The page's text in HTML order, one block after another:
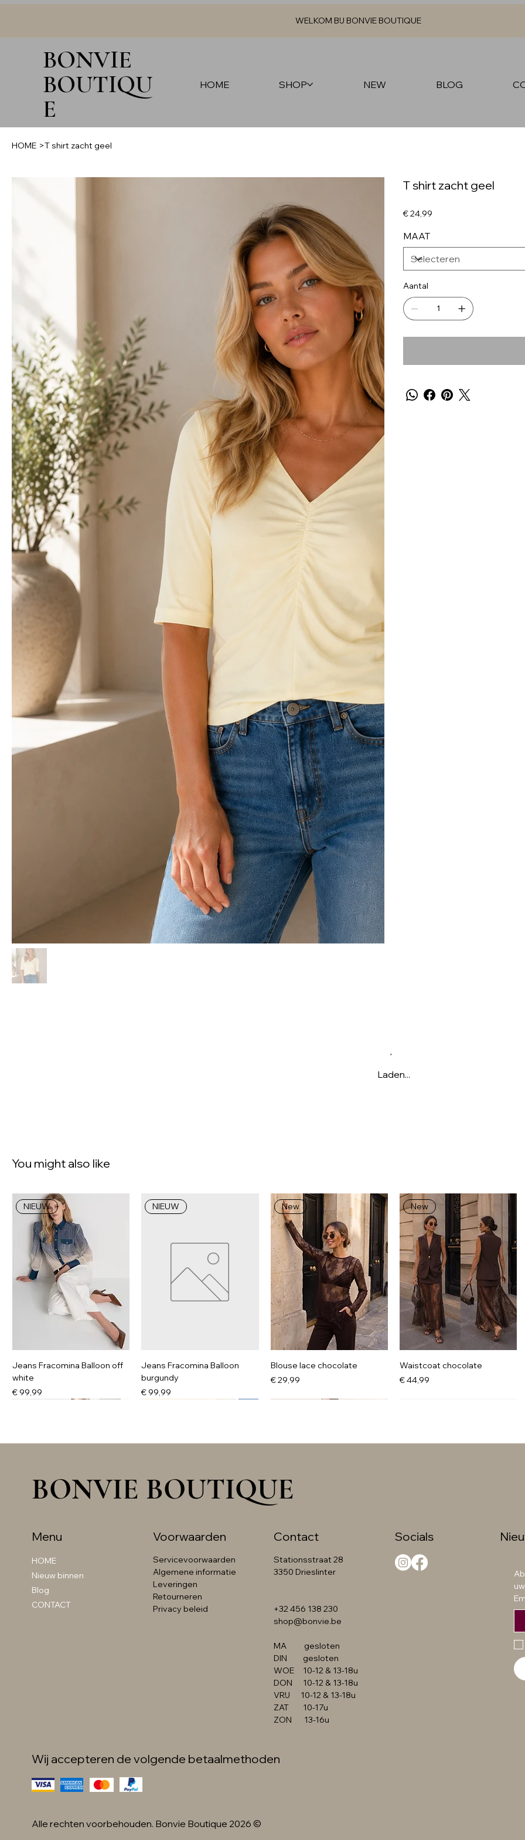
WELKOM BIJ BONVIE BOUTIQUE
BONVIE
BOUTIQU
E
HOME SHOP NEW BLOG
HOME >T shirt zacht geel
T shirt zacht geel
Prijs
€ 24,99
MAAT
Aantal
Laden...
You might also like
NIEUW
Jeans Fracomina Balloon off
white
Prijs
€ 99,99
NIEUW
Jeans Fracomina Balloon
burgundy
Prijs
€ 99,99
New
Blouse lace chocolate
Prijs
€ 29,99
New
Waistcoat chocolate
Prijs
€ 44,99
Denim utility jacket
€ 89,99
Knit trui met kant beige
Prijs
€ 49,99
Knit trui met kant grijs
Cardigan beige
jurk romance chocolate
€ 59,99
Top zonder mouwen met strik
detail zwart
Prijs
€ 34,99
Maxi jurk zwart
Trenchcoat Rinasicimento
BONVIE BOUTIQUE
Menu
HOME
Nieuw binnen
Blog
CONTACT
Voorwaarden
Servicevoorwaarden
Algemene informatie
Leveringen
Retourneren
Privacy beleid
Contact
Stationsstraat 28
3350 Drieslinter
+32 456 138 230
shop@bonvie.be
MA gesloten
DIN gesloten
WOE 10-12 & 13-18u
DON 10-12 & 13-18u
VRIJ 10-12 & 13-18u
ZAT 10-17u
ZON 13-16u
Socials
Wij accepteren de volgende betaalmethoden
Alle rechten voorbehouden. Bonvie Boutique 2026 ©